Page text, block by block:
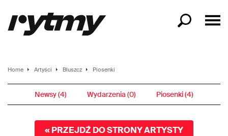
Home Artyści Bluszcz Piosenki
Newsy (4) Wydarzenia (0) Piosenki (4)
« PRZEJDŹ DO STRONY ARTYSTY